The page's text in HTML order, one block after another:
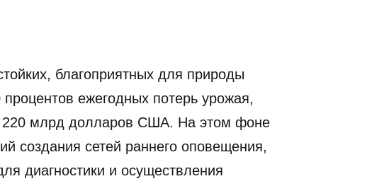
благоприятных для природы
ежегодных потерь урожая,
220 млрд долларов США. На этом фоне
создания сетей раннего оповещения,
диагностики и осуществления